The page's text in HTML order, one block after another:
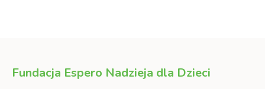
Fundacja Espero Nadzieja dla Dzieci